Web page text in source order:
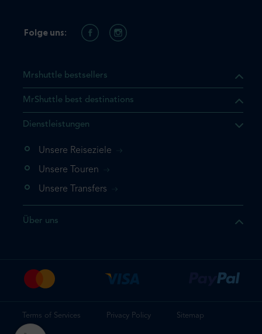
Mrshuttle bestsellers
MrShuttle best destinations
Dienstleistungen
Unsere Reiseziele
Unsere Touren
Unsere Transfers
Über uns
Folge uns:
Terms of Services Privacy Policy Sitemap